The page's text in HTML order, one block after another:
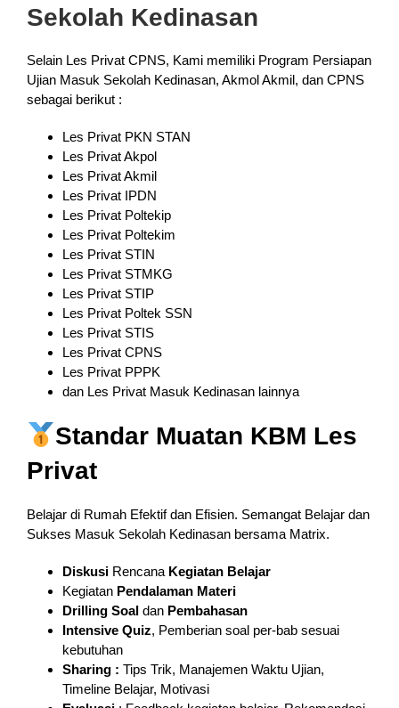
Sekolah Kedinasan
Selain Les Privat CPNS, Kami memiliki Program Persiapan
Ujian Masuk Sekolah Kedinasan, Akmol Akmil, dan CPNS
sebagai berikut :
Les Privat PKN STAN
Les Privat Akpol
Les Privat Akmil
Les Privat IPDN
Les Privat Poltekip
Les Privat Poltekim
Les Privat STIN
Les Privat STMKG
Les Privat STIP
Les Privat Poltek SSN
Les Privat STIS
Les Privat CPNS
Les Privat PPPK
dan Les Privat Masuk Kedinasan lainnya
Standar Muatan KBM Les
Privat
Belajar di Rumah Efektif dan Efisien. Semangat Belajar dan
Sukses Masuk Sekolah Kedinasan bersama Matrix.
Diskusi Rencana Kegiatan Belajar
Kegiatan Pendalaman Materi
Drilling Soaldan Pembahasan
Intensive Quiz, Pemberian soal per-bab sesuai
kebutuhan
Sharing : Tips Trik, Manajemen Waktu Ujian,
Timeline Belajar, Motivasi